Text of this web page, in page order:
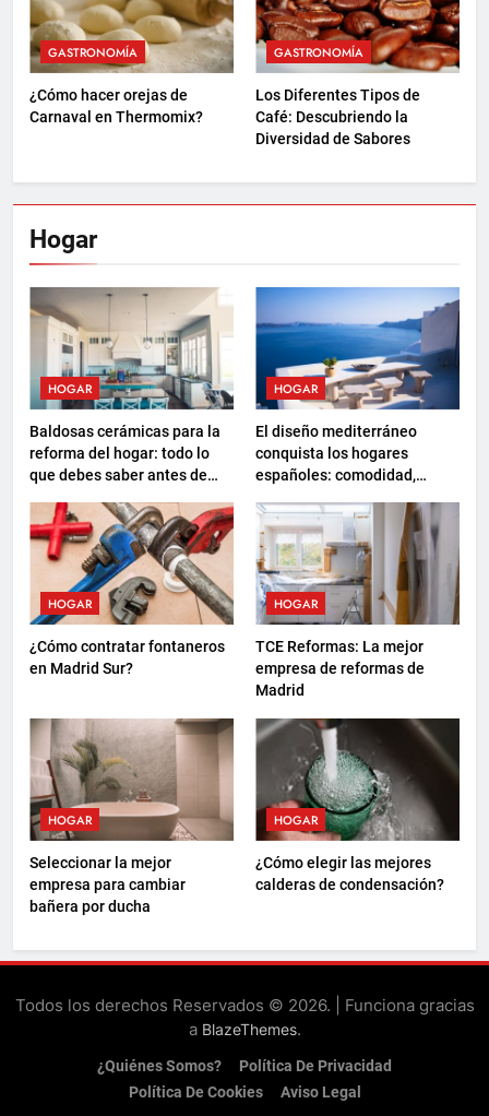
GASTRONOMÍA
¿Cómo hacer orejas de
Carnaval en Thermomix?
GASTRONOMÍA
Los Diferentes Tipos de
Café: Descubriendo la
Diversidad de Sabores
Hogar
HOGAR
Baldosas cerámicas para la
reforma del hogar: todo lo
que debes saber antes de
HOGAR
El diseño mediterráneo
conquista los hogares
españoles: comodidad,
formas de descanso
HOGAR
¿Cómo contratar fontaneros
en Madrid Sur?
HOGAR
TCE Reformas: La mejor
empresa de reformas de
Madrid
HOGAR
Seleccionar la mejor
empresa para cambiar
bañera por ducha
HOGAR
¿Cómo elegir las mejores
calderas de condensación?
Todos los derechos Reservados © 2026. | Funciona gracias
a BlazeThemes.
¿Quiénes Somos?
Política De Privacidad
Política De Cookies
Aviso Legal